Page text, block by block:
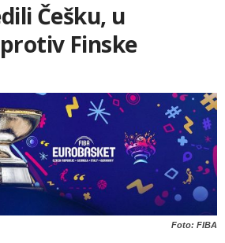
Češku, u
Finske
Foto: FIBA